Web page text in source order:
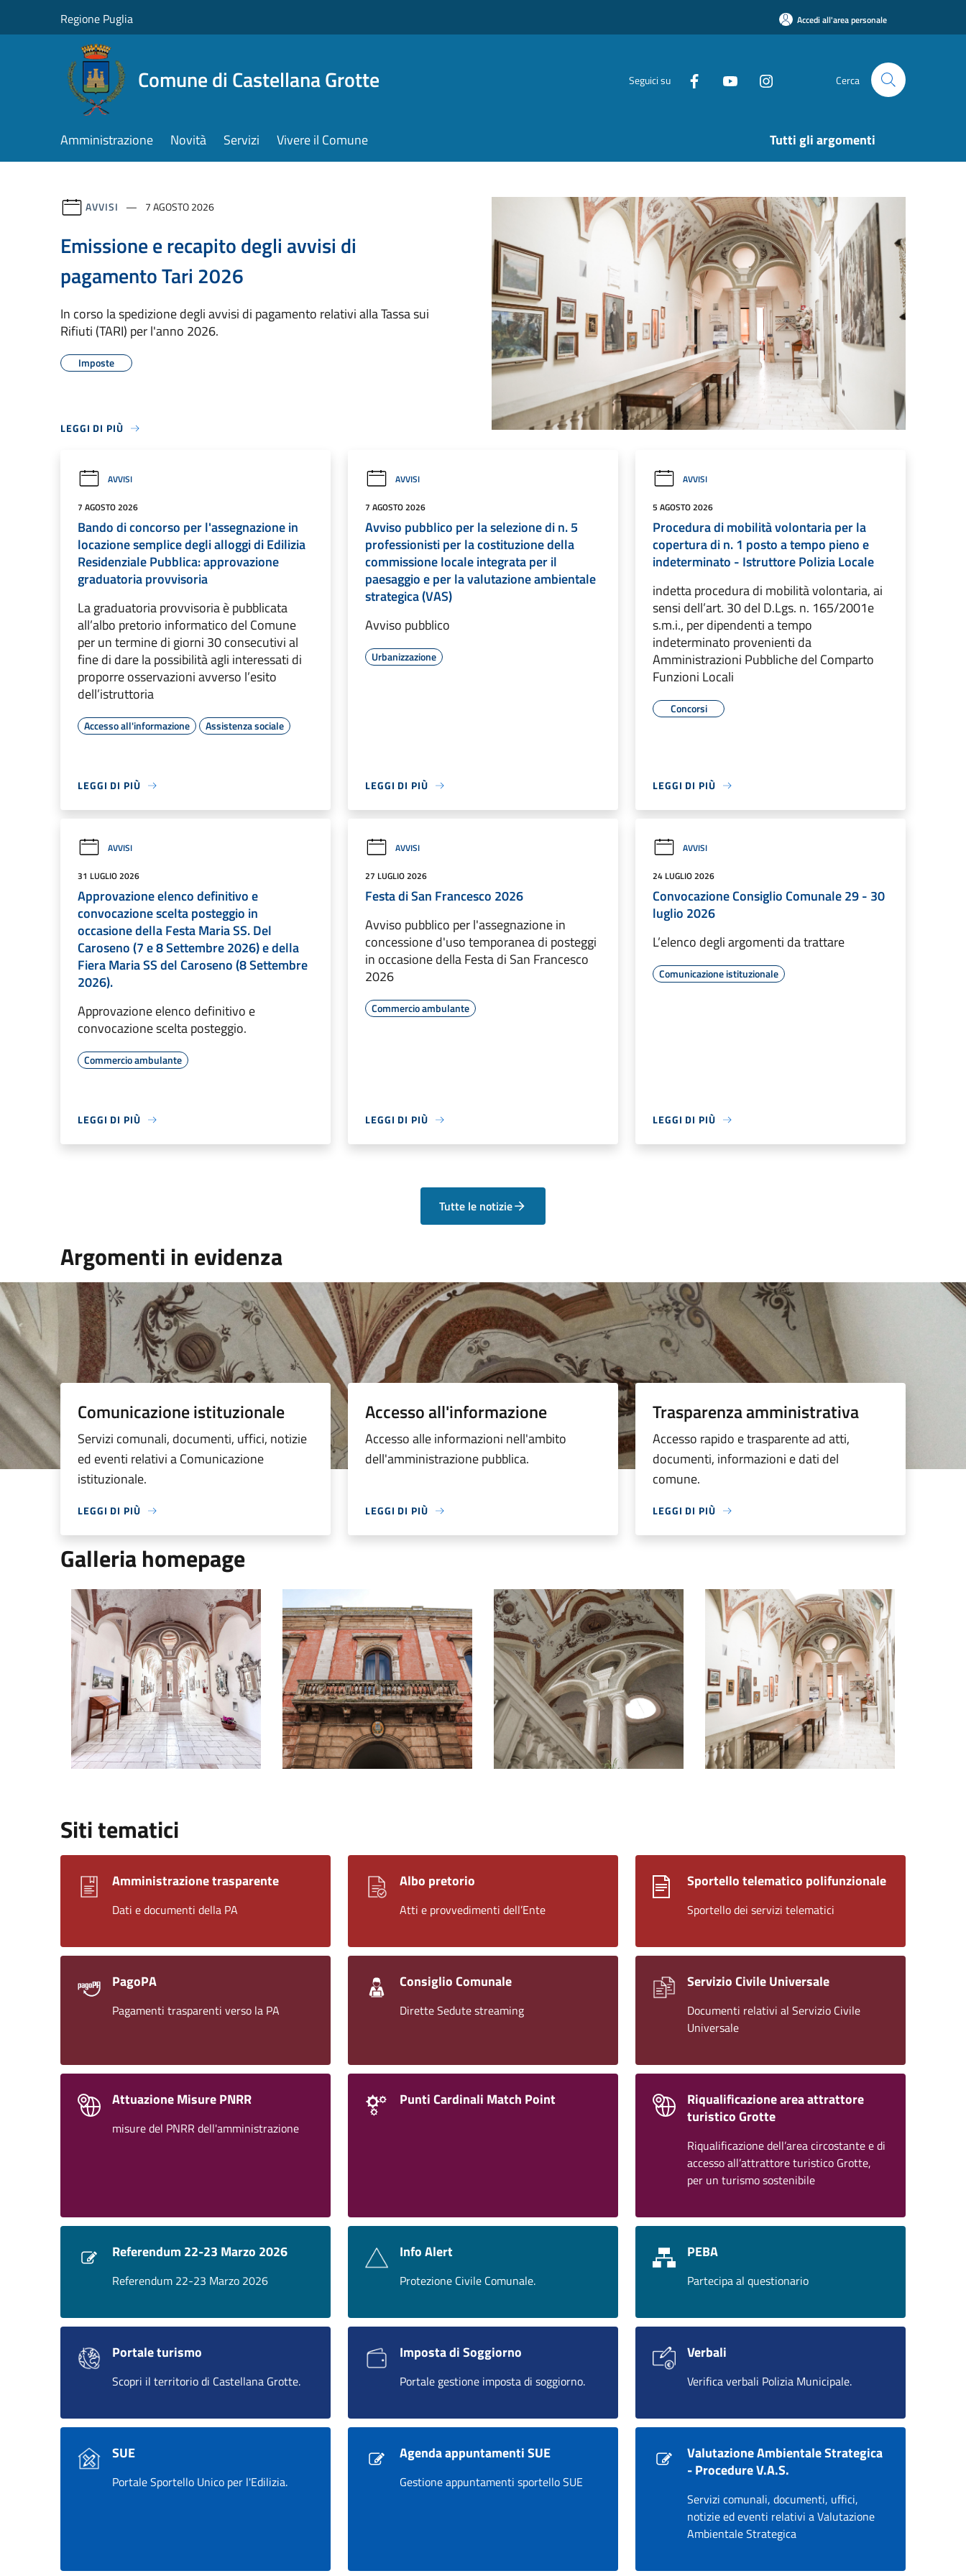
Regione Puglia Accedi all'area personale
Comune di Castellana Grotte Seguici su Cerca
Amministrazione Novità Servizi Vivere il Comune Tutti gli argomenti
AVVISI 7 AGOSTO 2026
Emissione e recapito degli avvisi di
pagamento Tari 2026
In corso la spedizione degli avvisi di pagamento relativi alla Tassa sui
Rifiuti (TARI) per l'anno 2026.
Imposte
LEGGI DI PIÙ
AVVISI
7 AGOSTO 2026
Bando di concorso per l'assegnazione in
locazione semplice degli alloggi di Edilizia
Residenziale Pubblica: approvazione
graduatoria provvisoria
La graduatoria provvisoria è pubblicata
all’albo pretorio informatico del Comune
per un termine di giorni 30 consecutivi al
fine di dare la possibilità agli interessati di
proporre osservazioni avverso l’esito
dell’istruttoria
Accesso all'informazione Assistenza sociale
LEGGI DI PIÙ
AVVISI
7 AGOSTO 2026
Avviso pubblico per la selezione di n. 5
professionisti per la costituzione della
commissione locale integrata per il
paesaggio e per la valutazione ambientale
strategica (VAS)
Avviso pubblico
Urbanizzazione
LEGGI DI PIÙ
AVVISI
5 AGOSTO 2026
Procedura di mobilità volontaria per la
copertura di n. 1 posto a tempo pieno e
indeterminato - Istruttore Polizia Locale
indetta procedura di mobilità volontaria, ai
sensi dell’art. 30 del D.Lgs. n. 165/2001e
s.m.i., per dipendenti a tempo
indeterminato provenienti da
Amministrazioni Pubbliche del Comparto
Funzioni Locali
Concorsi
LEGGI DI PIÙ
AVVISI
31 LUGLIO 2026
Approvazione elenco definitivo e
convocazione scelta posteggio in
occasione della Festa Maria SS. Del
Caroseno (7 e 8 Settembre 2026) e della
Fiera Maria SS del Caroseno (8 Settembre
2026).
Approvazione elenco definitivo e
convocazione scelta posteggio.
Commercio ambulante
LEGGI DI PIÙ
AVVISI
27 LUGLIO 2026
Festa di San Francesco 2026
Avviso pubblico per l'assegnazione in
concessione d'uso temporanea di posteggi
in occasione della Festa di San Francesco
2026
Commercio ambulante
LEGGI DI PIÙ
AVVISI
24 LUGLIO 2026
Convocazione Consiglio Comunale 29 - 30
luglio 2026
L’elenco degli argomenti da trattare
Comunicazione istituzionale
LEGGI DI PIÙ
Tutte le notizie
Argomenti in evidenza
Comunicazione istituzionale
Servizi comunali, documenti, uffici, notizie
ed eventi relativi a Comunicazione
istituzionale.
LEGGI DI PIÙ
Accesso all'informazione
Accesso alle informazioni nell'ambito
dell'amministrazione pubblica.
LEGGI DI PIÙ
Trasparenza amministrativa
Accesso rapido e trasparente ad atti,
documenti, informazioni e dati del
comune.
LEGGI DI PIÙ
Galleria homepage
Palazzo comunale interno Palazzo comunale primo piano Palazzo comunale primo piano
Siti tematici
Amministrazione trasparente
Dati e documenti della PA
Albo pretorio
Atti e provvedimenti dell’Ente
Sportello telematico polifunzionale
Sportello dei servizi telematici
PagoPA
Pagamenti trasparenti verso la PA
Consiglio Comunale
Dirette Sedute streaming
Servizio Civile Universale
Documenti relativi al Servizio Civile
Universale
Attuazione Misure PNRR
misure del PNRR dell'amministrazione
Punti Cardinali Match Point
Riqualificazione area attrattore
turistico Grotte
Riqualificazione dell’area circostante e di
accesso all’attrattore turistico Grotte,
per un turismo sostenibile
Referendum 22-23 Marzo 2026
Referendum 22-23 Marzo 2026
Info Alert
Protezione Civile Comunale.
PEBA
Partecipa al questionario
Portale turismo
Scopri il territorio di Castellana Grotte.
Imposta di Soggiorno
Portale gestione imposta di soggiorno.
Verbali
Verifica verbali Polizia Municipale.
SUE
Portale Sportello Unico per l'Edilizia.
Agenda appuntamenti SUE
Gestione appuntamenti sportello SUE
Valutazione Ambientale Strategica
- Procedure V.A.S.
Servizi comunali, documenti, uffici,
notizie ed eventi relativi a Valutazione
Ambientale Strategica